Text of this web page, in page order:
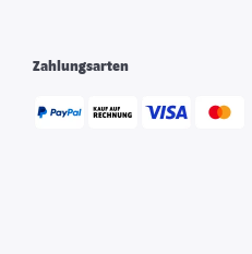
Zahlungsarten